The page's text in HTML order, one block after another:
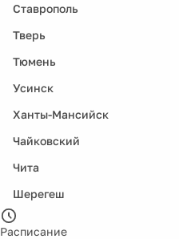
Ставрополь
Тверь
Тюмень
Усинск
Ханты-Мансийск
Чайковский
Чита
Шерегеш
Расписание